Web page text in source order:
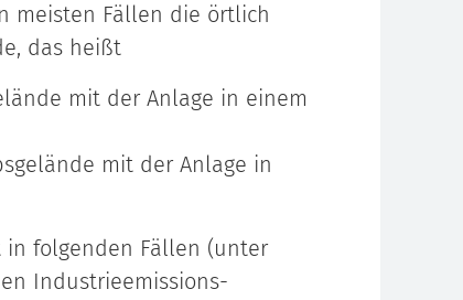
meisten Fällen die örtlich
das heißt
mit der Anlage in einem
mit der Anlage in
in folgenden Fällen (unter
Industrieemissions-